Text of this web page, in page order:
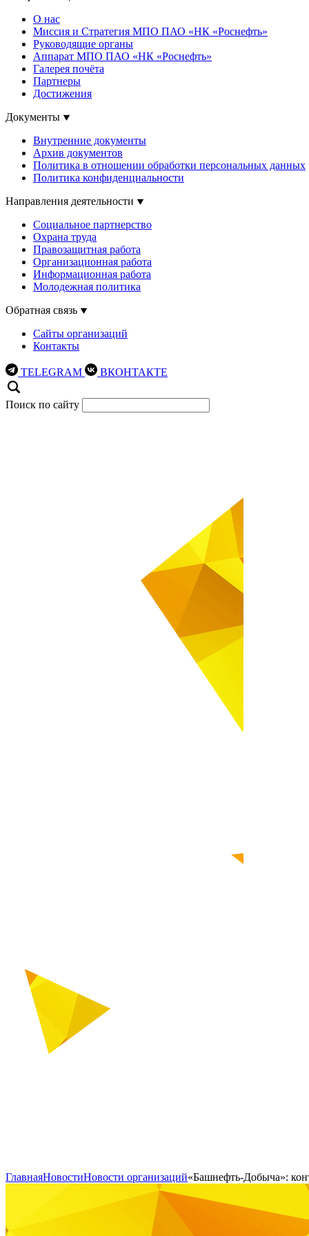
О нас
Миссия и Стратегия МПО ПАО «НК «Роснефть»
Руководящие органы
Аппарат МПО ПАО «НК «Роснефть»
Галерея почёта
Партнеры
Достижения
Документы
Внутренние документы
Архив документов
Политика в отношении обработки персональных данных
Политика конфиденциальности
Направления деятельности
Социальное партнерство
Охрана труда
Правозащитная работа
Организационная работа
Информационная работа
Молодежная политика
Обратная связь
Сайты организаций
Контакты
TELEGRAM ВКОНТАКТЕ
Поиск по сайту
ГлавнаяНовостиНовости организаций«Башнефть-Добыча»: